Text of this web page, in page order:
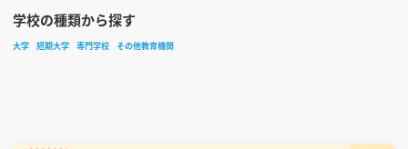
学校の種類から探す
大学 短期大学 専門学校 その他教育機関